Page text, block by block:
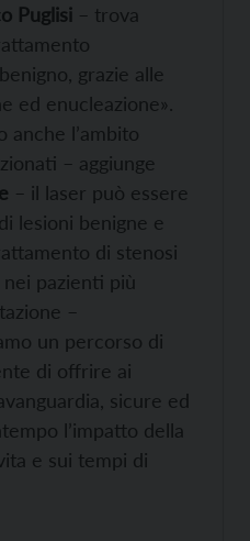
Puglisi – trova
grazie alle
ed enucleazione».
anche l’ambito
– aggiunge
– il laser può essere
lesioni benigne e
di stenosi
pazienti più
–
un percorso di
di offrire ai
sicure ed
l’impatto della
e sui tempi di